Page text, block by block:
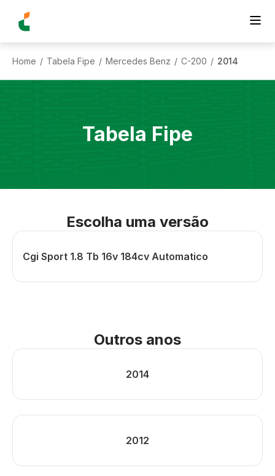
Home / Tabela Fipe / Mercedes Benz / C-200 / 2014
Tabela Fipe
Escolha uma versão
Cgi Sport 1.8 Tb 16v 184cv Automatico
Outros anos
2014
2012